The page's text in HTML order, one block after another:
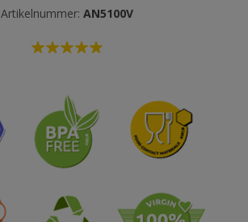
Artikelnummer: AN5100V